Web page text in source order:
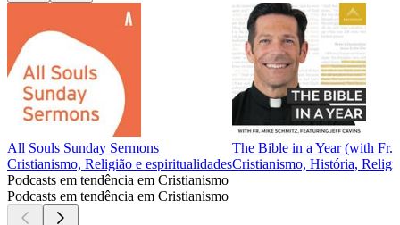
All Souls Sunday Sermons
Cristianismo, Religião e espiritualidades
The Bible in a Year (with Fr.
Cristianismo, História,
Podcasts em tendência em Cristianismo
Podcasts em tendência em Cristianismo